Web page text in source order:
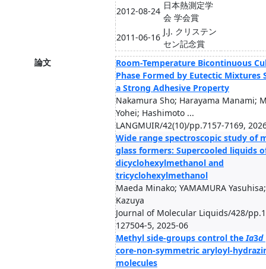
2012-08-24
日本熱測定学
会 学会賞
2011-06-16
J.J. クリステン
セン記念賞
論文
Room-Temperature Bicontinuous
Phase Formed by Eutectic Mixtures
a Strong Adhesive Property
Nakamura Sho; Harayama Manami;
Yohei; Hashimoto ...
LANGMUIR/42(10)/pp.7157-7169,
Wide range spectroscopic study of
glass formers: Supercooled liquids
dicyclohexylmethanol and
tricyclohexylmethanol
Maeda Minako; YAMAMURA
Kazuya
Journal of Molecular Liquids/428/
127504-5, 2025-06
Methyl side-groups control theIa3d
core-non-symmetric aryloyl-
molecules